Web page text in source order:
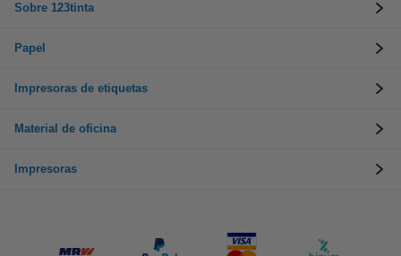
Sobre 123tinta
Papel
Impresoras de etiquetas
Material de oficina
Impresoras